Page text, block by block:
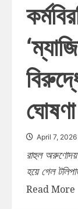
April 7, 2026
রাহুল অরুণোদয়
হয়ে গেল
Read More